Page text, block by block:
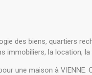
des biens, quartiers
immobiliers, la location,
une maison à VIENNE.